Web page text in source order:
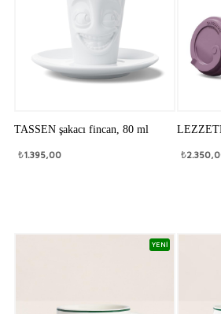
TASSEN şakacı fincan, 80 ml
₺1.395,00 ₺
YENİ